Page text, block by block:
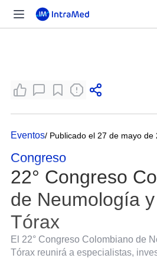
Eventos/ Publicado el 27 de mayo de
Congreso
22° Congreso
de Neumología
Tórax
El 22° Congreso Colombiano de
Tórax reunirá a especialistas,